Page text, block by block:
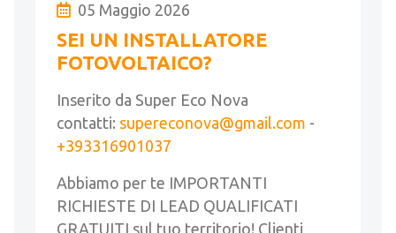
05 Maggio 2026
SEI UN INSTALLATORE
FOTOVOLTAICO?
Inserito da Super Eco Nova
contatti: supereconova@gmail.com -
+393316901037
Abbiamo per te IMPORTANTI
RICHIESTE DI LEAD QUALIFICATI
GRATUITI sul tuo territorio! Clienti